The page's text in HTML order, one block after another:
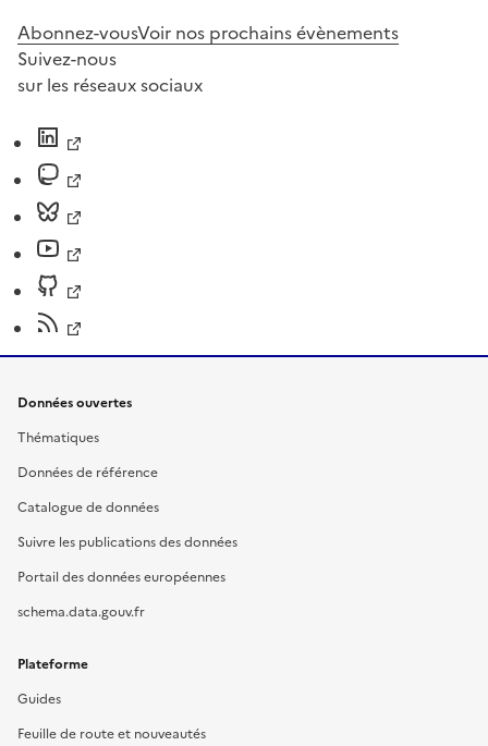
Abonnez-vousVoir nos prochains évènements
Suivez-nous
sur les réseaux sociaux
Données ouvertes
Thématiques
Données de référence
Catalogue de données
Suivre les publications des données
Portail des données européennes
schema.data.gouv.fr
Plateforme
Guides
Feuille de route et nouveautés